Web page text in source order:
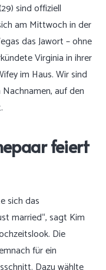
sind offiziell
am Mittwoch in der
das Jawort – ohne
Virginia in ihrer
im Haus. Wir sind
auf den
feiert
sich das
married“, sagt Kim
Die
für ein